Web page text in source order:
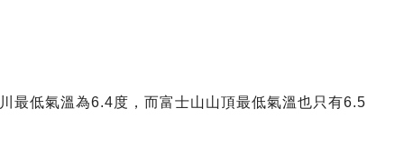
最低氣溫為6.4度，而富士山山頂最低氣溫也只有6.5